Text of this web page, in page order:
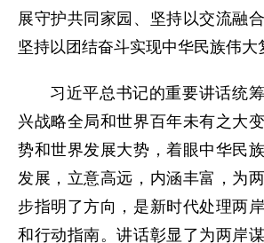
展守护共同家园、坚持以交流融
坚持以团结奋斗实现中华民族伟大
习近平总书记的重要讲话统
兴战略全局和世界百年未有之大
势和世界发展大势，着眼中华民
发展，立意高远，内涵丰富，为
步指明了方向，是新时代处理两
和行动指南。讲话彰显了为两岸